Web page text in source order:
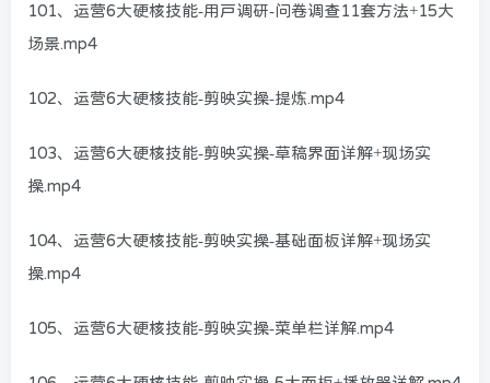
101、运营6大硬核技能-用户调研-问卷调查11套方法+15大
场景.mp4
102、运营6大硬核技能-剪映实操-提炼.mp4
103、运营6大硬核技能-剪映实操-草稿界面详解+现场实
操.mp4
104、运营6大硬核技能-剪映实操-基础面板详解+现场实
操.mp4
105、运营6大硬核技能-剪映实操-菜单栏详解.mp4